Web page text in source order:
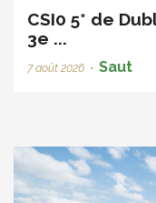
CSI0 5* de
3e ...
7 août 2026 • Saut